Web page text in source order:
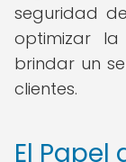
seguridad
optimizar
brindar un
clientes.
El Papel